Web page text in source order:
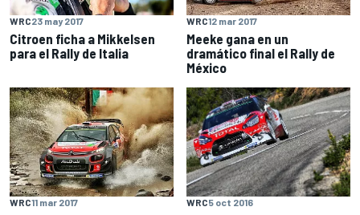
WRC23 may 2017
Citroen ficha a Mikkelsen
para el Rally de Italia
WRC12 mar 2017
Meeke gana en un
dramático final el Rally de
México
WRC11 mar 2017 WRC5 oct 2016